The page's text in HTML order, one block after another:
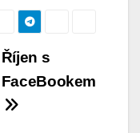
Říjen s
FaceBookem